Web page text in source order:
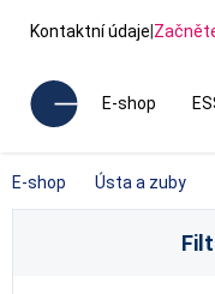
Kontaktní údaje|
E-shop
E-shop Ústa a zuby